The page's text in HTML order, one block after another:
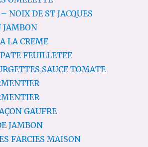
NOIX DE ST JACQUES
JAMBON
LA CREME
FEUILLETEE
SAUCE TOMATE
GAUFRE
JAMBON
FARCIES MAISON